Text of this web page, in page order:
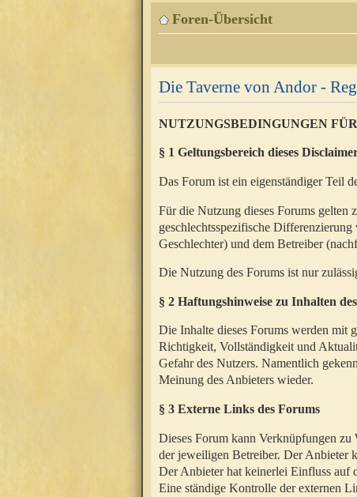
Foren-Übersicht
Die Taverne von Andor -
NUTZUNGSBEDINGUNGEN
§ 1 Geltungsbereich dieses
Das Forum ist ein eigenständiger Teil
Für die Nutzung dieses Forums gelten
geschlechtsspezifische
Geschlechter) und dem Betreiber
Die Nutzung des Forums ist nur
§ 2 Haftungshinweise zu Inhalten
Die Inhalte dieses Forums werden mit
Richtigkeit, Vollständigkeit und
Gefahr des Nutzers. Namentlich
Meinung des Anbieters wieder.
§ 3 Externe Links des Forums
Dieses Forum kann Verknüpfungen
der jeweiligen Betreiber. Der Anbieter
Der Anbieter hat keinerlei Einfluss auf
Eine ständige Kontrolle der externen